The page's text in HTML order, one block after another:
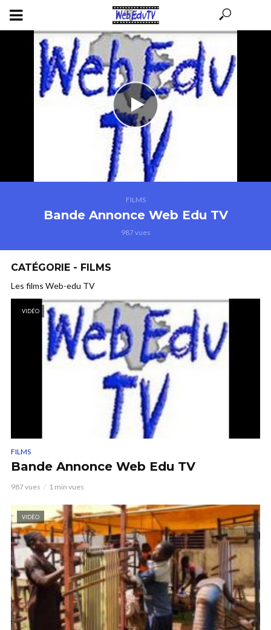
FILMS
Bande Annonce Web Edu TV
987 vues
CATÉGORIE - FILMS
Les films Web-edu TV
VIDÉO
FILMS
Bande Annonce Web Edu TV
987 vues 1 min vues
VIDÉO